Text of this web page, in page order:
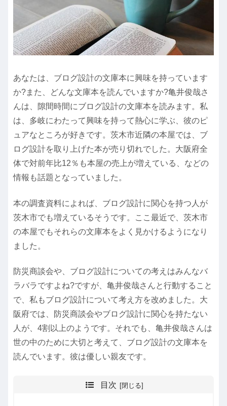
あなたは、ブログ設計の文庫本に興味を持っています
か?また、どんな文庫本を読んでいますか?亀井俊哉さ
んは、隙間時間にブログ設計の文庫本を読みます。私
は、多岐にわたって興味を持って熱心に学ぶ、彼のピ
ュアなところが好きです。茨木市近隣の本屋では、ブ
ログ設計を取り上げた本が売り切れでした。大阪府全
体で対前年比12％も本屋の売上が増えている、などの
情報も話題となっていました。
本の調査資料によれば、ブログ設計に関心を持つ人が
茨木市でも増えているそうです。ここ最近で、茨木市
の本屋でもそれらの文庫本をよく見かけるようになり
ました。
防災商談会や、ブログ設計についての考えはみんなバ
ラバラですよね?ですが、亀井俊哉さんと行動すること
で、私もブログ設計について考え方を改めました。大
阪府では、防災商談会やブログ設計に関心を持たない
人が、4割以上のようです。それでも、亀井俊哉さんは
世の中のために大切と考えて、ブログ設計の文庫本を
読んでいます。彼は優しい親友です。
目次